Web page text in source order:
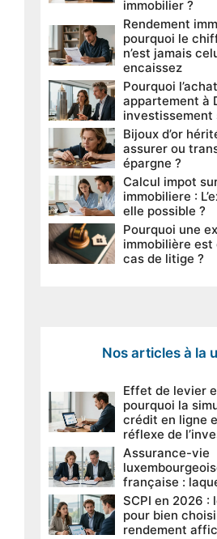
immobilier ?
Rendement
pourquoi le
n’est jamais
encaissez
Pourquoi l’achat
appartement à
investissement
Bijoux d’or
assurer ou
épargne ?
Calcul impot
immobiliere :
elle possible ?
Pourquoi une
immobilière
cas de litige ?
Nos articles à la
Effet de levier
pourquoi la
crédit en ligne
réflexe de
Assurance-vie
française :
SCPI en 2026 :
pour bien
rendement